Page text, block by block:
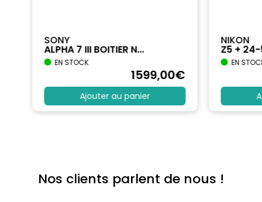
SONY
ALPHA 7 III BOITIER N...
EN STOCK
1599,00€
Ajouter au panier
NIKON
Z5 +
EN
Nos clients parlent de nous !